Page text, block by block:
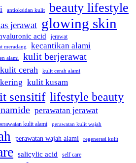
antioksidan kulit beauty lifestyle
jerawat glowing skin
acid jerawat
meradang kecantikan alami
alami kulit berjerawat
kulit cerah kulit cerah alami
kulit kusam
sensitif lifestyle beauty
perawatan jerawat
kulit alami perawatan kulit wajah
perawatan wajah alami regenerasi kulit
salicylic acid self care